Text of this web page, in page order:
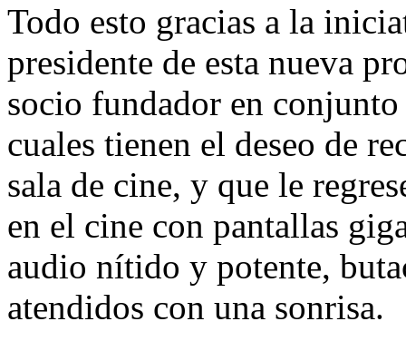
Todo esto gracias a la
presidente de esta nueva
socio fundador en
cuales tienen el deseo de
sala de cine, y que le
en el cine con pantallas
audio nítido y potente,
atendidos con una sonrisa.